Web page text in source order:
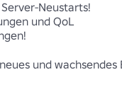
Neustarts!
und QoL
und wachsendes